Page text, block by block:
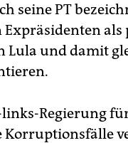
seine PT
Lula und damit
Regierung
Korruptionsfälle